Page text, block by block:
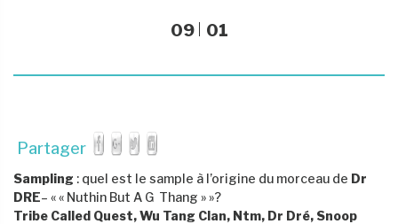
09 01
Partager
Sampling : quel est le sample à l’origine du morceau de Dr
DRE– « « Nuthin But A G Thang » »?
Tribe Called Quest, Wu Tang Clan, Ntm, Dr Dré, Snoop